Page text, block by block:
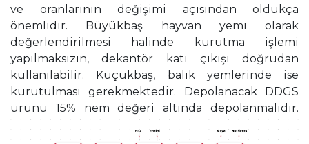
ve oranlarının değişimi açısından oldukça
önemlidir. Büyükbaş hayvan yemi olarak
değerlendirilmesi halinde kurutma işlemi
yapılmaksızın, dekantör katı çıkışı doğrudan
kullanılabilir. Küçükbaş, balık yemlerinde ise
kurutulması gerekmektedir. Depolanacak DDGS
ürünü 15% nem değeri altında depolanmalıdır.